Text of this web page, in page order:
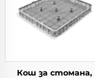
Кош за стомана,